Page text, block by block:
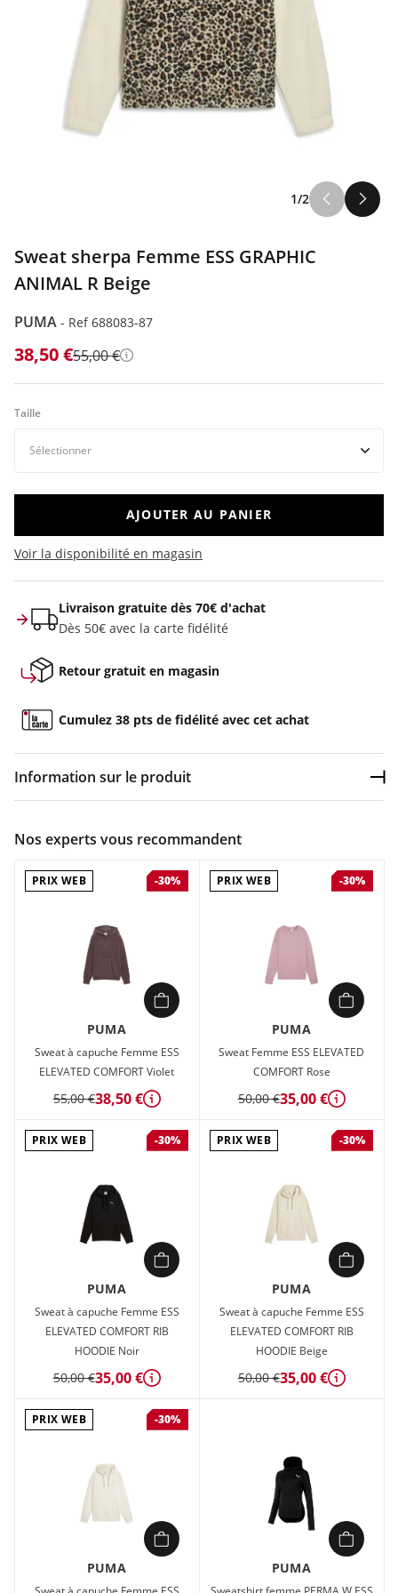
1/2
Sweat sherpa Femme ESS GRAPHIC
ANIMAL R Beige
PUMA - Ref 688083-87
38,50 €55,00 € Détails
Taille
AJOUTER AU PANIER
Voir la disponibilité en magasin
Livraison gratuite dès 70€ d'achat
Dès 50€ avec la carte fidélité
Retour gratuit en magasin
Cumulez 38 pts de fidélité avec cet achat
Information sur le produit
Sweat sherpa Femme Puma ESS GRAPHIC ANIMAL R Beige en
Nos experts vous recommandent
PRIX WEB -30%
PUMA
Sweat à capuche Femme ESS
ELEVATED COMFORT Violet
55,00 €38,50 € Détails
PRIX WEB -30%
PUMA
Sweat Femme ESS ELEVATED
COMFORT Rose
50,00 €35,00 € Détails
PRIX WEB -30%
PUMA
Sweat à capuche Femme ESS
ELEVATED COMFORT RIB
HOODIE Noir
50,00 €35,00 € Détails
PRIX WEB -30%
PUMA
Sweat à capuche Femme ESS
ELEVATED COMFORT RIB
HOODIE Beige
50,00 €35,00 € Détails
PRIX WEB -30%
PUMA PUMA